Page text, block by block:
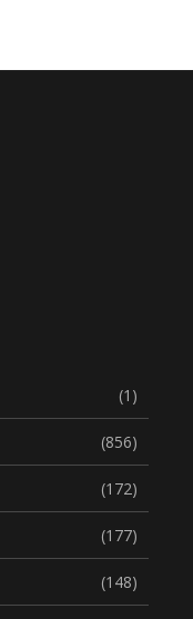
(1)
(856)
(172)
(177)
(148)